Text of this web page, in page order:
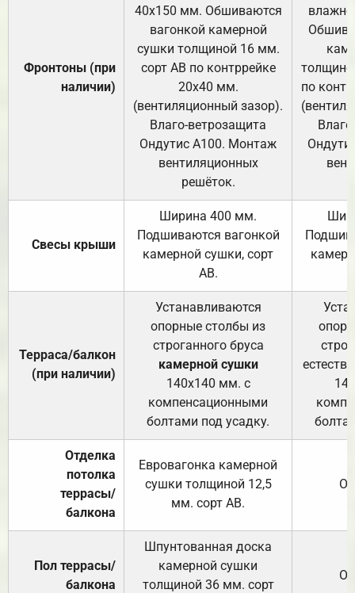
Фронтоны (при
наличии)
40х150 мм. Обшиваются
вагонкой камерной
сушки толщиной 16 мм.
сорт АВ по контррейке
20х40 мм.
(вентиляционный зазор).
Влаго-ветрозащита
Ондутис А100. Монтаж
вентиляционных
решёток.
по
Свесы крыши
Ширина 400 мм.
Подшиваются вагонкой
камерной сушки, сорт
АВ.
Терраса/балкон
(при наличии)
Устанавливаются
опорные столбы из
строганного бруса
камерной сушки
140х140 мм. с
компенсационными
болтами под усадку.
Отделка
потолка
террасы/
балкона
Евровагонка камерной
сушки толщиной 12,5
мм. сорт АВ.
Пол террасы/
балкона
Шпунтованная доска
камерной сушки
толщиной 36 мм. сорт